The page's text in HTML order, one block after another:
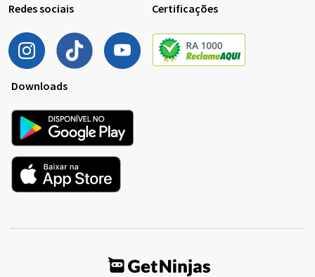
Redes sociais Certificações
Downloads